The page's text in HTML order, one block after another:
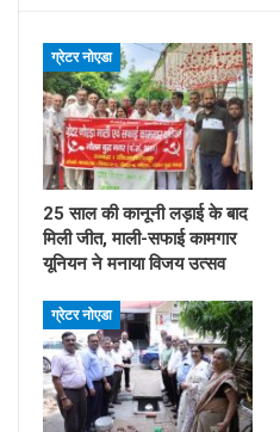
ग्रेटर नोएडा
25 साल की कानूनी लड़ाई के बाद
मिली जीत, माली-सफाई कामगार
यूनियन ने मनाया विजय उत्सव
ग्रेटर नोएडा